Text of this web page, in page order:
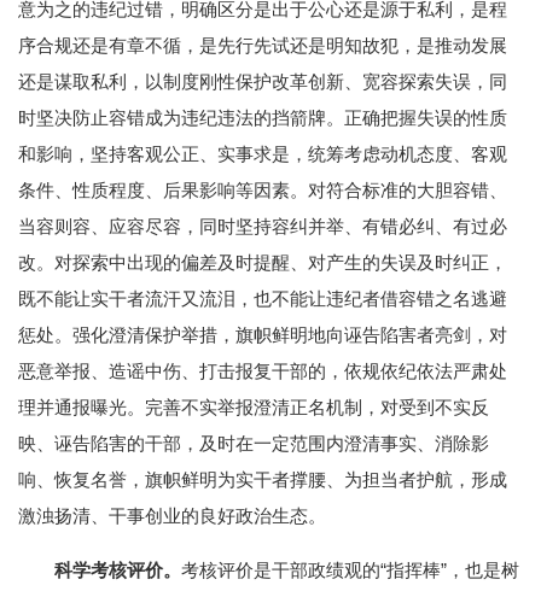
意为之的违纪过错，明确区分是出于公心还是源于私利，是程
序合规还是有章不循，是先行先试还是明知故犯，是推动发展
还是谋取私利，以制度刚性保护改革创新、宽容探索失误，同
时坚决防止容错成为违纪违法的挡箭牌。正确把握失误的性质
和影响，坚持客观公正、实事求是，统筹考虑动机态度、客观
条件、性质程度、后果影响等因素。对符合标准的大胆容错、
当容则容、应容尽容，同时坚持容纠并举、有错必纠、有过必
改。对探索中出现的偏差及时提醒、对产生的失误及时纠正，
既不能让实干者流汗又流泪，也不能让违纪者借容错之名逃避
惩处。强化澄清保护举措，旗帜鲜明地向诬告陷害者亮剑，对
恶意举报、造谣中伤、打击报复干部的，依规依纪依法严肃处
理并通报曝光。完善不实举报澄清正名机制，对受到不实反
映、诬告陷害的干部，及时在一定范围内澄清事实、消除影
响、恢复名誉，旗帜鲜明为实干者撑腰、为担当者护航，形成
激浊扬清、干事创业的良好政治生态。
科学考核评价。 考核评价是干部政绩观的“指挥棒”，也是树